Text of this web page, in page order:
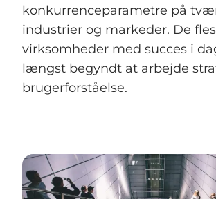
konkurrenceparametre på
industrier og markeder. De
virksomheder med succes i
længst begyndt at arbejde
brugerforståelse.